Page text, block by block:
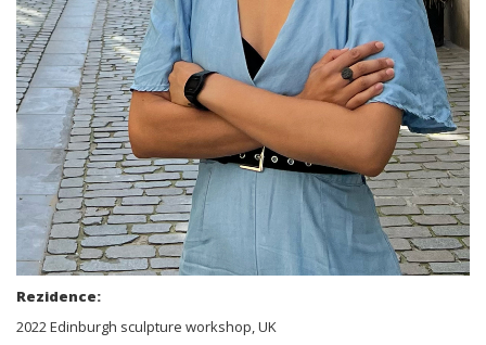
Rezidence:
2022 Edinburgh sculpture workshop, UK